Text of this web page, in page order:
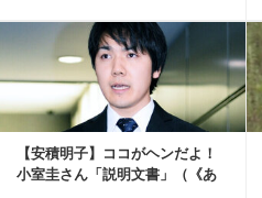
【安積明子】ココがヘンだよ！
小室圭さん「説明文書」（《あ
記事を読む